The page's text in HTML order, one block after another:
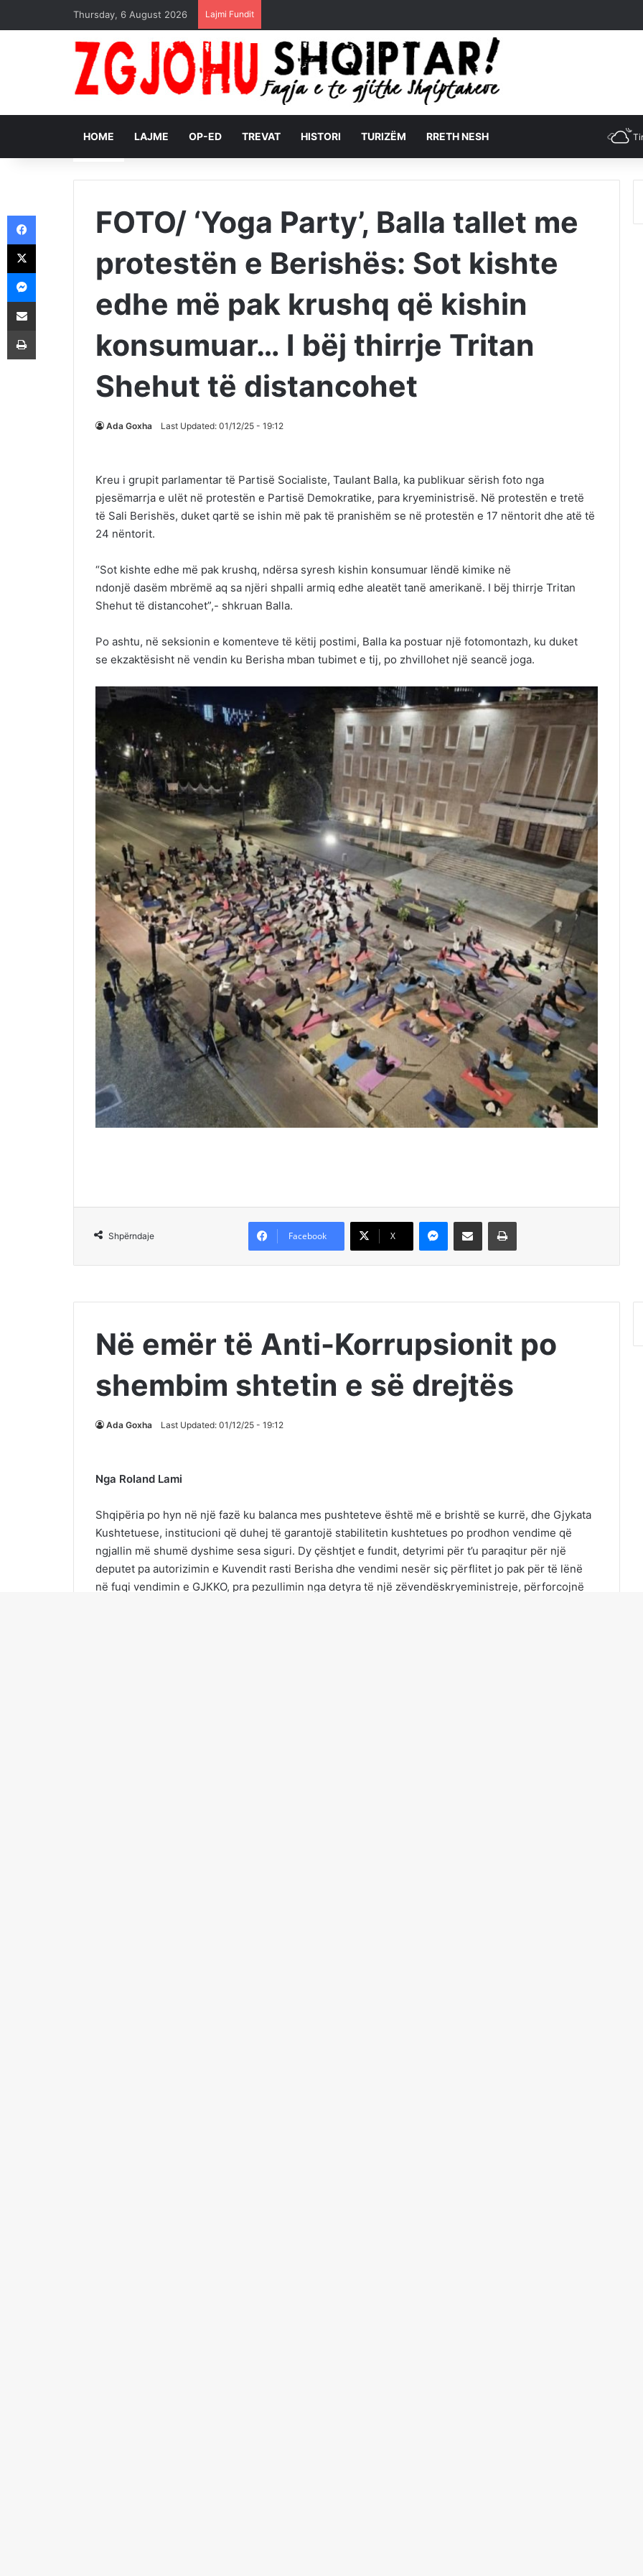
Thursday, 6 August 2026 Lajmi Fundit
HOME LAJME OP-ED TREVAT HISTORI TURIZËM RRETH NESH
FOTO/ ‘Yoga Party’, Balla tallet me
protestën e Berishës: Sot kishte
edhe më pak krushq që kishin
konsumuar… I bëj thirrje Tritan
Shehut të distancohet
Ada Goxha Last Updated: 01/12/25 - 19:12
Kreu i grupit parlamentar të Partisë Socialiste, Taulant Balla, ka publikuar sërish foto nga
pjesëmarrja e ulët në protestën e Partisë Demokratike, para kryeministrisë. Në protestën e tretë
të Sali Berishës, duket qartë se ishin më pak të pranishëm se në protestën e 17 nëntorit dhe atë të
24 nëntorit.
“Sot kishte edhe më pak krushq, ndërsa syresh kishin konsumuar lëndë kimike në
ndonjë dasëm mbrëmë aq sa njëri shpalli armiq edhe aleatët tanë amerikanë. I bëj thirrje Tritan
Shehut të distancohet”,- shkruan Balla.
Po ashtu, në seksionin e komenteve të këtij postimi, Balla ka postuar një fotomontazh, ku duket
se ekzaktësisht në vendin ku Berisha mban tubimet e tij, po zhvillohet një seancë joga.
Shpërndaje Facebook X
Messenger Shpërndajeni me anë të postës elektronike Printoje